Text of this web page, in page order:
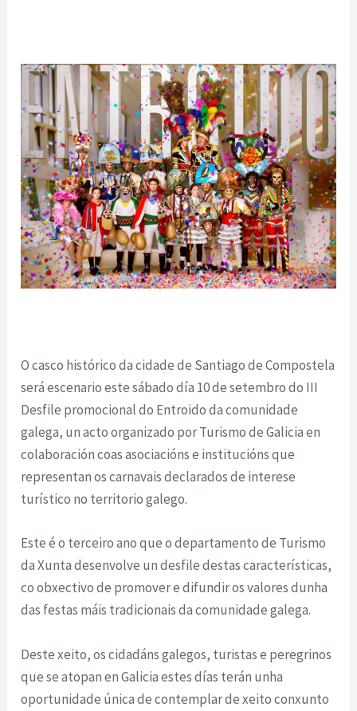
O casco histórico da cidade de Santiago de Compostela
será escenario este sábado día 10 de setembro do III
Desfile promocional do Entroido da comunidade
galega, un acto organizado por Turismo de Galicia en
colaboración coas asociacións e institucións que
representan os carnavais declarados de interese
turístico no territorio galego.
Este é o terceiro ano que o departamento de Turismo
da Xunta desenvolve un desfile destas características,
co obxectivo de promover e difundir os valores dunha
das festas máis tradicionais da comunidade galega.
Deste xeito, os cidadáns galegos, turistas e peregrinos
que se atopan en Galicia estes días terán unha
oportunidade única de contemplar de xeito conxunto